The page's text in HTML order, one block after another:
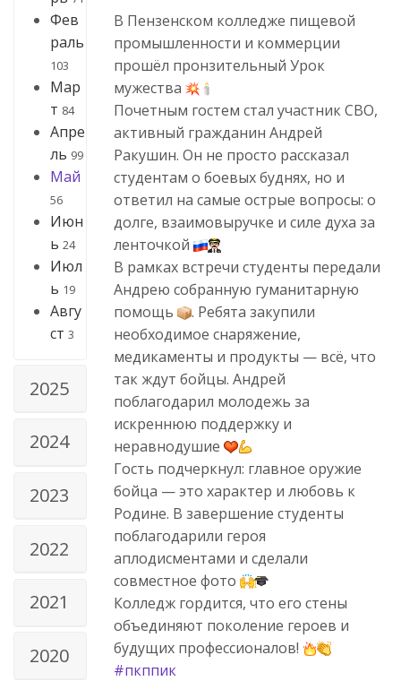
Фев
раль
103
Мар
т 84
Апре
ль 99
Май
56
Июн
ь 24
Июл
ь 19
Авгу
ст 3
2025
2024
2023
2022
2021
2020
В Пензенском колледже пищевой
промышленности и коммерции
прошёл пронзительный Урок
мужества
Почетным гостем стал участник СВО,
активный гражданин Андрей
Ракушин. Он не просто рассказал
студентам о боевых буднях, но и
ответил на самые острые вопросы: о
долге, взаимовыручке и силе духа за
ленточкой
В рамках встречи студенты передали
Андрею собранную гуманитарную
помощь
. Ребята закупили
необходимое снаряжение,
медикаменты и продукты — всё, что
так ждут бойцы. Андрей
поблагодарил молодежь за
искреннюю поддержку и
неравнодушие
Гость подчеркнул: главное оружие
бойца — это характер и любовь к
Родине. В завершение студенты
поблагодарили героя
аплодисментами и сделали
совместное фото
Колледж гордится, что его стены
объединяют поколение героев и
будущих профессионалов!
#пкппик